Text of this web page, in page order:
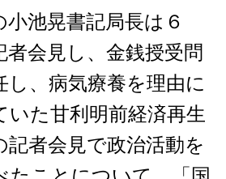
池晃書記局長は６
者会見し、金銭授受問
し、病気療養を理由に
いた甘利明前経済再生
記者会見で政治活動を